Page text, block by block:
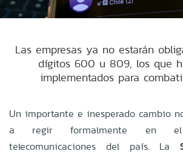
Las empresas ya no estarán
dígitos 600 u 809, los que
implementados para
Un importante e inesperado cambio
a regir formalmente en
telecomunicaciones del país. La